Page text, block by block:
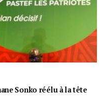
Sonko réélu à la tête